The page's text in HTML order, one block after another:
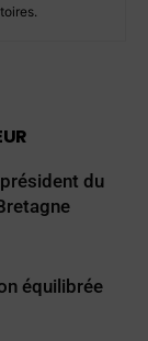
du
équilibrée